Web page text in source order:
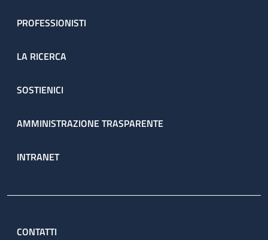
PROFESSIONISTI
LA RICERCA
SOSTIENICI
AMMINISTRAZIONE TRASPARENTE
INTRANET
CONTATTI